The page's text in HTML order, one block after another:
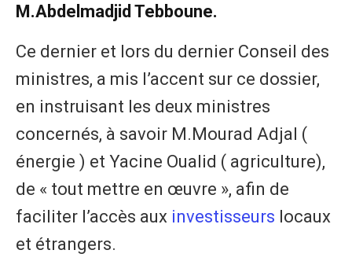
M.Abdelmadjid Tebboune.
Ce dernier et lors du dernier Conseil des
ministres, a mis l’accent sur ce dossier,
en instruisant les deux ministres
concernés, à savoir M.Mourad Adjal (
énergie ) et Yacine Oualid ( agriculture),
de « tout mettre en œuvre », afin de
faciliter l’accès aux investisseurs locaux
et étrangers.